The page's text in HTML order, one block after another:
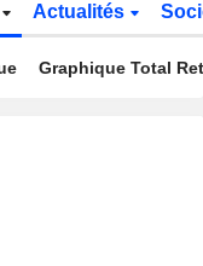
Actualités
Graphique Total